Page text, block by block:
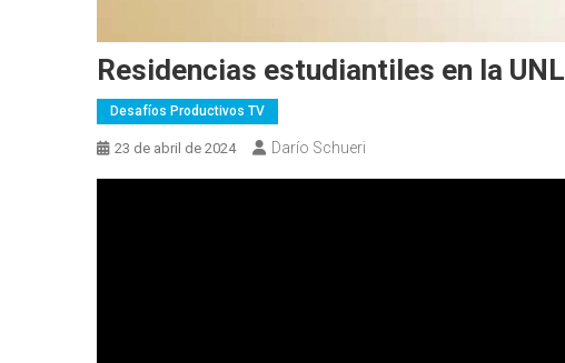
Residencias estudiantiles en la UNL
Desafíos Productivos TV
23 de abril de 2024 Darío Schueri